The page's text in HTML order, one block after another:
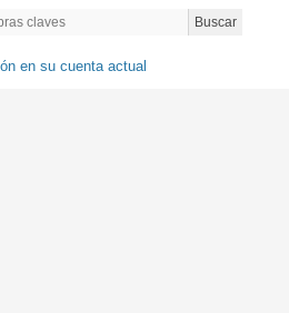
Buscar
en su cuenta actual